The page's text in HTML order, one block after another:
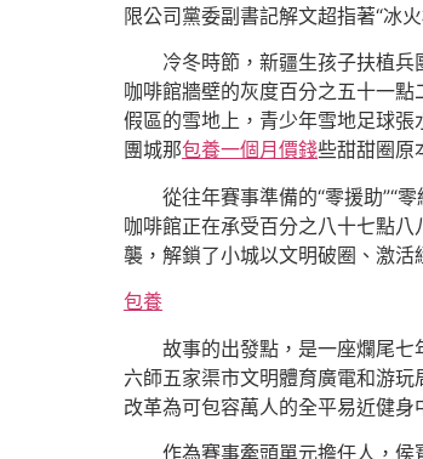
限公司黨委副書記解文超指著“冰
冷冬時節，新疆生孩子扶植兵
咖啡館牆壁的灰度百分之五十一點
假區的雪地上，青少年雪地足球
團城那包養一個月價錢些甜甜圈原
從往年賽事準備的“零援助”“
咖啡館正在承受百分之八十七點
襲，解鎖了小城以文明破圈、激活
包養
故事的出發點，是一座爛尾七
六師五家渠市文明體育廣電和游
改革為可包容萬人的全平易近健
作為賽事牽頭單元擔任人，侯